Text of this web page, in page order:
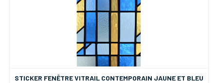
STICKER FENÊTRE VITRAIL CONTEMPORAIN JAUNE ET BLEU